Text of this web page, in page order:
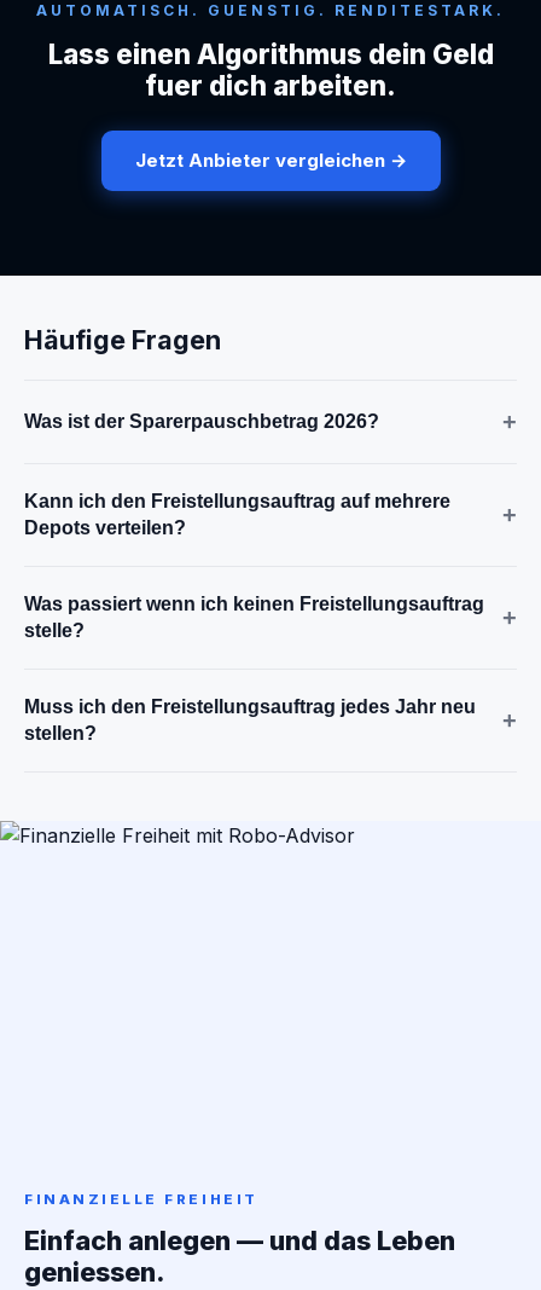
AUTOMATISCH. GUENSTIG. RENDITESTARK.
Lass einen Algorithmus dein Geld
fuer dich arbeiten.
Jetzt Anbieter vergleichen →
Häufige Fragen
Was ist der Sparerpauschbetrag 2026? +
Kann ich den Freistellungsauftrag auf mehrere
Depots verteilen?
+
Was passiert wenn ich keinen Freistellungsauftrag
stelle?
+
Muss ich den Freistellungsauftrag jedes Jahr neu
stellen?
+
FINANZIELLE FREIHEIT
Einfach anlegen — und das Leben
geniessen.